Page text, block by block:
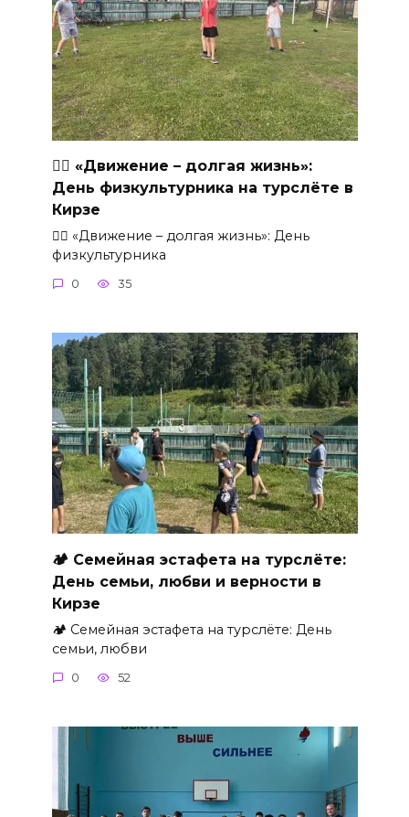
🏃‍♂ «Движение – долгая жизнь»:
День физкультурника на турслёте в
Кирзе
🏃‍♂ «Движение – долгая жизнь»: День
физкультурника
0 35
🏕 Семейная эстафета на турслёте:
День семьи, любви и верности в
Кирзе
🏕 Семейная эстафета на турслёте: День
семьи, любви
0 52